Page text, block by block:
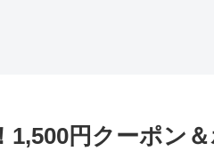
1,500円クーポン